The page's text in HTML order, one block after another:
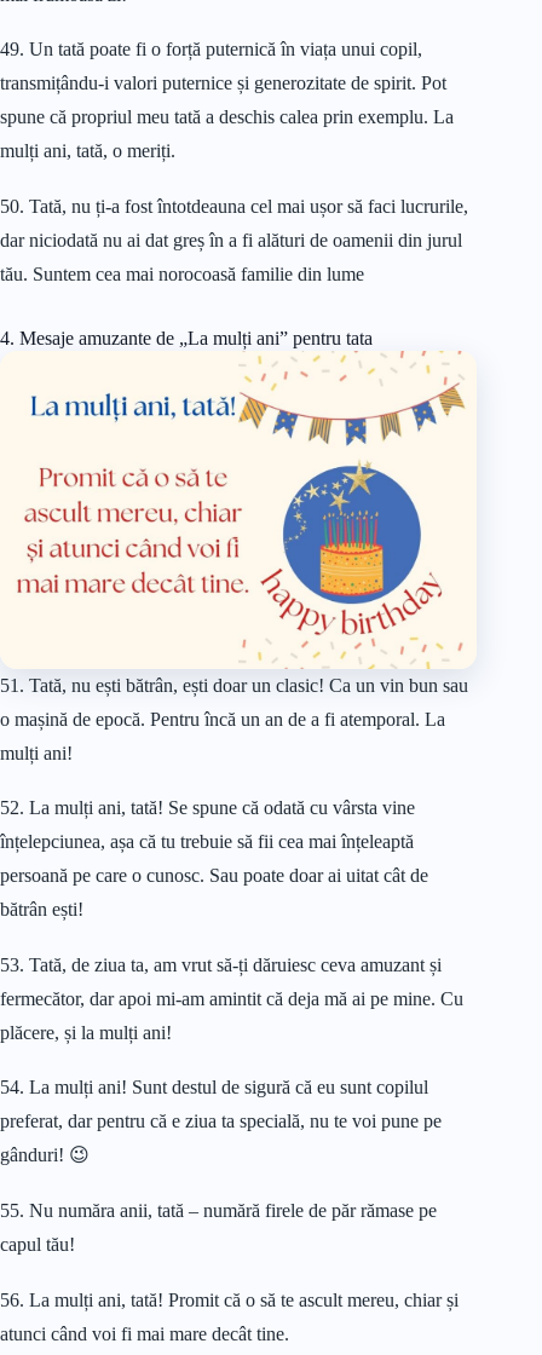
49. Un tată poate fi o forță puternică în viața unui copil,
transmițându-i valori puternice și generozitate de spirit. Pot
spune că propriul meu tată a deschis calea prin exemplu. La
mulți ani, tată, o meriți.
50. Tată, nu ți-a fost întotdeauna cel mai ușor să faci lucrurile,
dar niciodată nu ai dat greș în a fi alături de oamenii din jurul
tău. Suntem cea mai norocoasă familie din lume
4. Mesaje amuzante de „La mulți ani” pentru tata
51. Tată, nu ești bătrân, ești doar un clasic! Ca un vin bun sau
o mașină de epocă. Pentru încă un an de a fi atemporal. La
mulți ani!
52. La mulți ani, tată! Se spune că odată cu vârsta vine
înțelepciunea, așa că tu trebuie să fii cea mai înțeleaptă
persoană pe care o cunosc. Sau poate doar ai uitat cât de
bătrân ești!
53. Tată, de ziua ta, am vrut să-ți dăruiesc ceva amuzant și
fermecător, dar apoi mi-am amintit că deja mă ai pe mine. Cu
plăcere, și la mulți ani!
54. La mulți ani! Sunt destul de sigură că eu sunt copilul
preferat, dar pentru că e ziua ta specială, nu te voi pune pe
gânduri! 😉
55. Nu număra anii, tată – numără firele de păr rămase pe
capul tău!
56. La mulți ani, tată! Promit că o să te ascult mereu, chiar și
atunci când voi fi mai mare decât tine.